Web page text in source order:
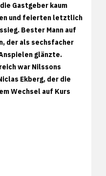
Gastgeber kaum
und feierten letztlich
Bester Mann auf
der als sechsfacher
glänzte.
war Nilssons
Ekberg, der die
Wechsel auf Kurs